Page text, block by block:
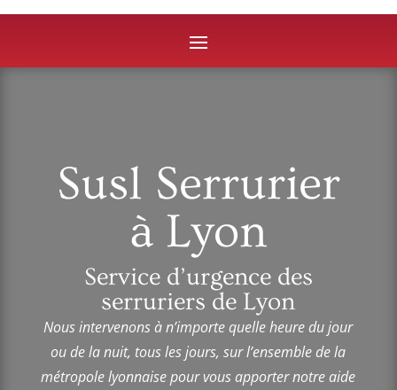
Susl Serrurier
à Lyon
Service d’urgence des
serruriers de Lyon
Nous intervenons à n’importe quelle heure du jour
ou de la nuit, tous les jours, sur l’ensemble de la
métropole lyonnaise pour vous apporter notre aide